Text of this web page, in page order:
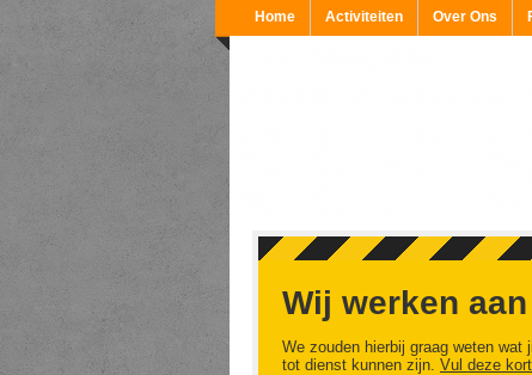
Home Activiteiten Over Ons
Wij werken
We zouden hierbij graag weten
tot dienst kunnen zijn. Vul deze